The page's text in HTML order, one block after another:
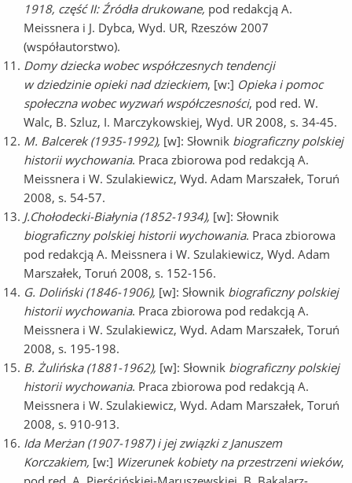
1918, część II: Źródła drukowane, pod redakcją A.
Meissnera i J. Dybca, Wyd. UR, Rzeszów 2007
(współautorstwo).
Domy dziecka wobec współczesnych tendencji
w dziedzinie opieki nad dzieckiem, [w:] Opieka i pomoc
społeczna wobec wyzwań współczesności, pod red. W.
Walc, B. Szluz, I. Marczykowskiej, Wyd. UR 2008, s. 34-45.
M. Balcerek (1935-1992), [w]: Słownik biograficzny polskiej
historii wychowania. Praca zbiorowa pod redakcją A.
Meissnera i W. Szulakiewicz, Wyd. Adam Marszałek, Toruń
2008, s. 54-57.
J.Chołodecki-Białynia (1852-1934), [w]: Słownik
biograficzny polskiej historii wychowania. Praca zbiorowa
pod redakcją A. Meissnera i W. Szulakiewicz, Wyd. Adam
Marszałek, Toruń 2008, s. 152-156.
G. Doliński (1846-1906), [w]: Słownik biograficzny polskiej
historii wychowania. Praca zbiorowa pod redakcją A.
Meissnera i W. Szulakiewicz, Wyd. Adam Marszałek, Toruń
2008, s. 195-198.
B. Żulińska (1881-1962), [w]: Słownik biograficzny polskiej
historii wychowania. Praca zbiorowa pod redakcją A.
Meissnera i W. Szulakiewicz, Wyd. Adam Marszałek, Toruń
2008, s. 910-913.
Ida Merżan (1907-1987) i jej związki z Januszem
Korczakiem, [w:] Wizerunek kobiety na przestrzeni wieków,